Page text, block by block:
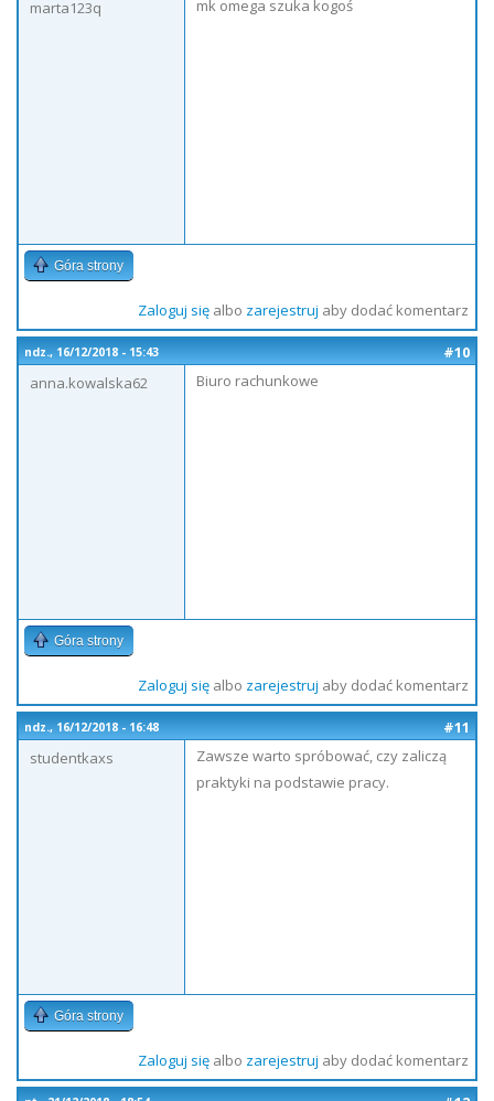
marta123q mk omega szuka kogoś
Góra strony
Zaloguj sięalbo zarejestruj aby dodać komentarz
ndz., 16/12/2018 - 15:43
#10
anna.kowalska62
Biuro rachunkowe
Góra strony
Zaloguj sięalbo zarejestruj aby dodać komentarz
ndz., 16/12/2018 - 16:48
#11
studentkaxs
Zawsze warto spróbować, czy zaliczą
praktyki na podstawie pracy.
Góra strony
Zaloguj sięalbo zarejestruj aby dodać komentarz